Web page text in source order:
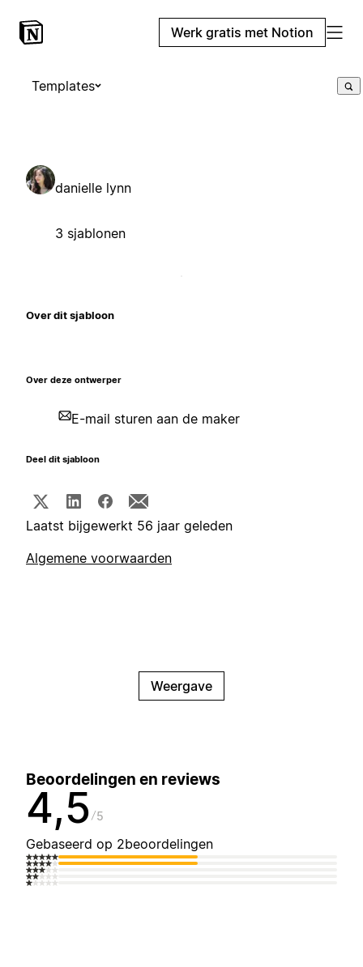
Werk gratis met Notion
Templates
danielle lynn
3 sjablonen
Over dit sjabloon
Over deze ontwerper
E-mail sturen aan de maker
Deel dit sjabloon
Laatst bijgewerkt 56 jaar geleden
Algemene voorwaarden
Weergave
Beoordelingen en reviews
4,5 5
Gebaseerd op 2beoordelingen